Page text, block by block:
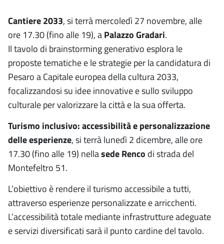
Cantiere 2033, si terrà mercoledì 27 novembre, alle
ore 17.30 (fino alle 19), aPalazzo Gradari.
Il tavolo di brainstorming generativo esplora le
proposte tematiche e le strategie per la candidatura di
Pesaro a Capitale europea della cultura 2033,
focalizzandosi su idee innovative e sullo sviluppo
culturale per valorizzare la città e la sua offerta.
Turismo inclusivo: accessibilità e personalizzazione
delle esperienze, si terrà lunedì 2 dicembre, alle ore
17.30 (fino alle 19) nellasede Renco di strada del
Montefeltro 51.
L’obiettivo è rendere il turismo accessibile a tutti,
attraverso esperienze personalizzate e arricchenti.
L’accessibilità totale mediante infrastrutture adeguate
e servizi diversificati sarà il punto cardine del tavolo.